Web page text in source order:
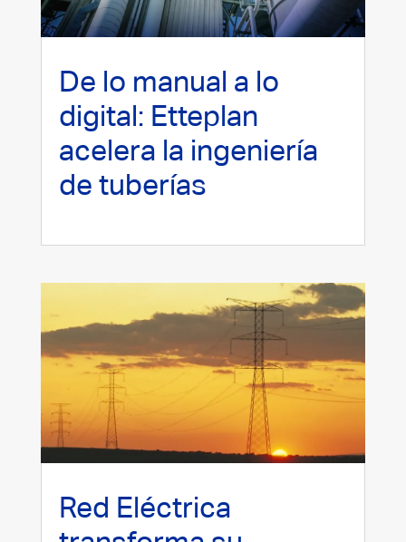
De lo manual a lo
digital: Etteplan
acelera la ingeniería
de tuberías
Red Eléctrica